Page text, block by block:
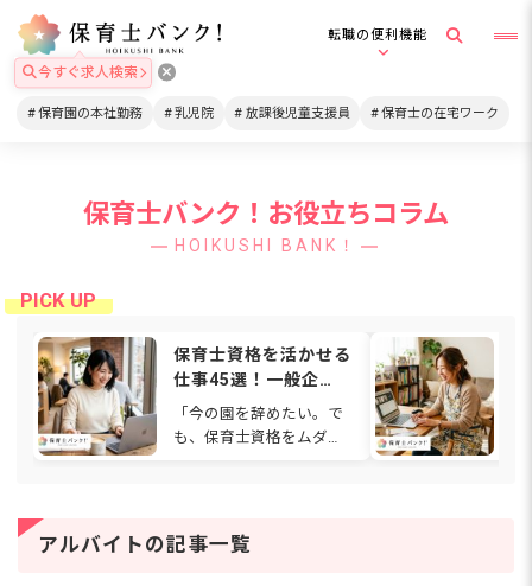
転職の便利機能
今すぐ求人検索
保育園の本社勤務 乳児院 放課後児童支援員 保育士の在宅ワーク
保育士バンク！お役立ちコラム
HOIKUSHI BANK！
保育士資格を活かせる
仕事45選！一般企
業・在宅・福祉など働
ける場所を解説
「今の園を辞めたい。で
も、保育士資格をムダに
の道を考える保育士さん
は少なくありません。保
アルバイトの記事一覧